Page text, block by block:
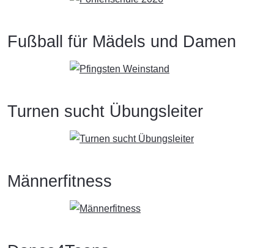
Fußball für Mädels und Damen
Turnen sucht Übungsleiter
Männerfitness